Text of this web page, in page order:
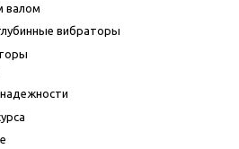
валом
вибраторы